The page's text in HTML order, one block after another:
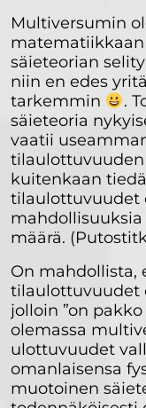
Multiversumin
säieteorian
niin en edes
tarkemmin
.
säieteoria
vaatii
tilaulottuvuuden
kuitenkaan
tilaulottuvuudet
määrä.
On mahdollista,
tilaulottuvuudet
jolloin ”on pakko
olemassa
ulottuvuudet
omanlaisensa
muotoinen